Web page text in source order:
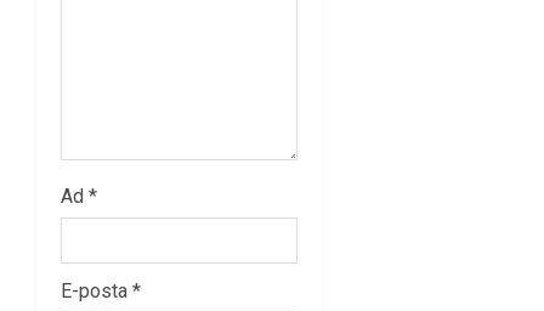
Ad *
E-posta *